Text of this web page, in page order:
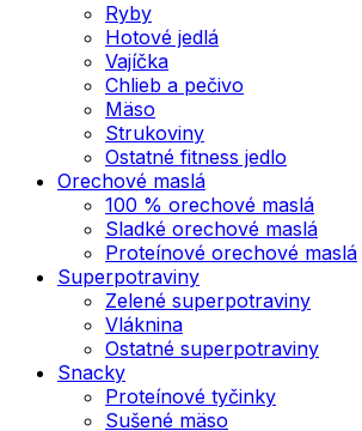
Ryby
Hotové jedlá
Vajíčka
Chlieb a pečivo
Mäso
Strukoviny
Ostatné fitness jedlo
Orechové maslá
100 % orechové maslá
Sladké orechové maslá
Proteínové orechové maslá
Superpotraviny
Zelené superpotraviny
Vláknina
Ostatné superpotraviny
Snacky
Proteínové tyčinky
Sušené mäso